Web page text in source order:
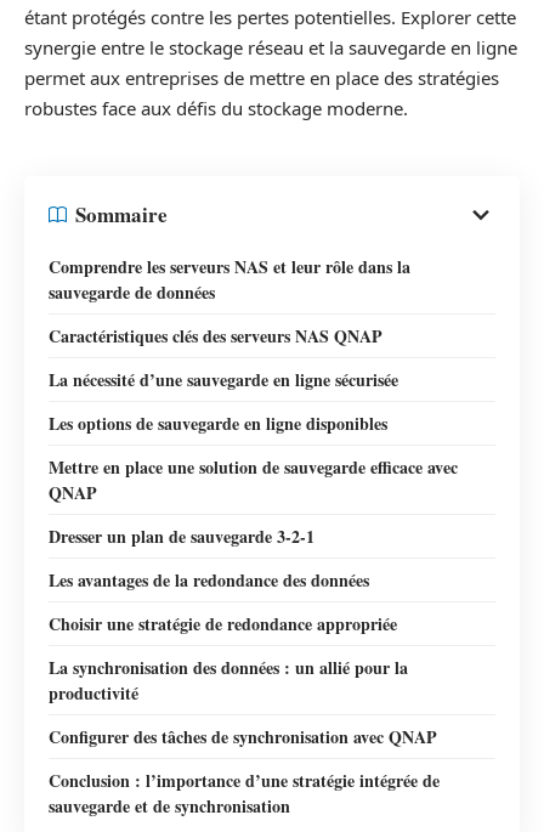
étant protégés contre les pertes potentielles. Explorer cette
synergie entre le stockage réseau et la sauvegarde en ligne
permet aux entreprises de mettre en place des stratégies
robustes face aux défis du stockage moderne.
Sommaire
Comprendre les serveurs NAS et leur rôle dans la
sauvegarde de données
Caractéristiques clés des serveurs NAS QNAP
La nécessité d’une sauvegarde en ligne sécurisée
Les options de sauvegarde en ligne disponibles
Mettre en place une solution de sauvegarde efficace avec
QNAP
Dresser un plan de sauvegarde 3-2-1
Les avantages de la redondance des données
Choisir une stratégie de redondance appropriée
La synchronisation des données : un allié pour la
productivité
Configurer des tâches de synchronisation avec QNAP
Conclusion : l’importance d’une stratégie intégrée de
sauvegarde et de synchronisation